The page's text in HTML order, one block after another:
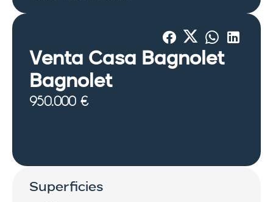
Venta Casa Bagnolet
Bagnolet
950.000 €
Superficies